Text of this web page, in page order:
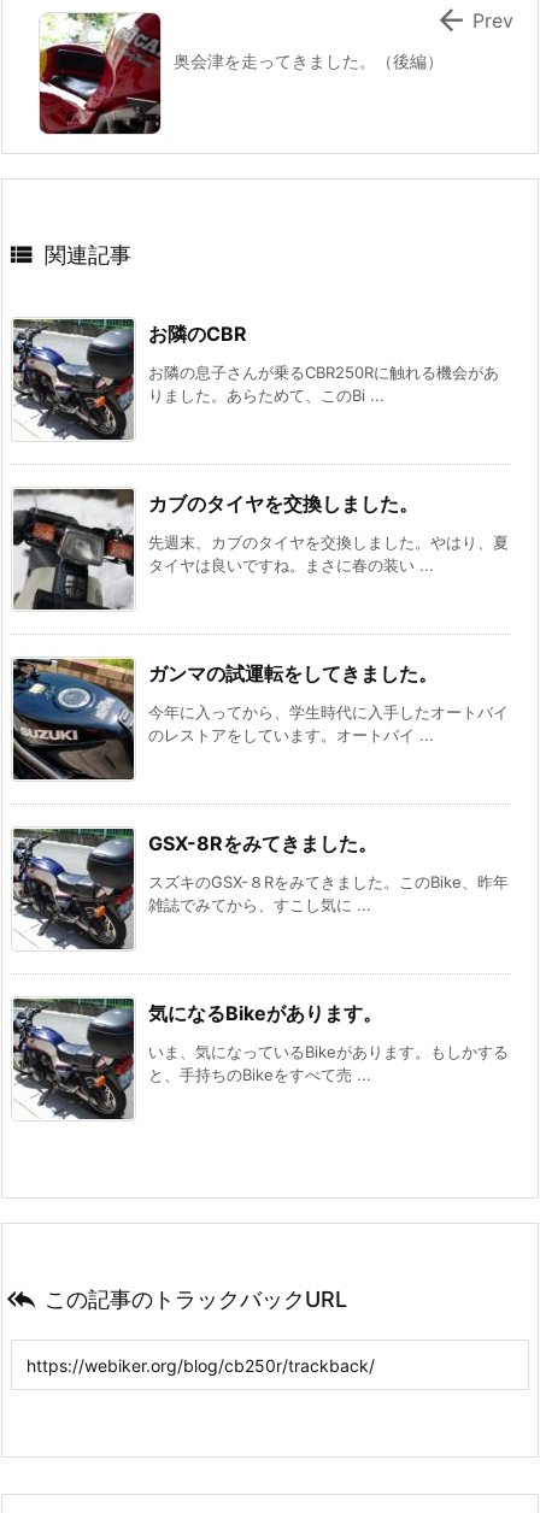
奥会津を走ってきました。（後編）
 Prev
 関連記事
お隣のCBR
お隣の息子さんが乗るCBR250Rに触れる機会があ
りました。あらためて、このBi ...
カブのタイヤを交換しました。
先週末、カブのタイヤを交換しました。やはり、夏
タイヤは良いですね。まさに春の装い ...
ガンマの試運転をしてきました。
今年に入ってから、学生時代に入手したオートバイ
のレストアをしています。オートバイ ...
GSX-8Rをみてきました。
スズキのGSX-８Rをみてきました。このBike、昨年
雑誌でみてから、すこし気に ...
気になるBikeがあります。
いま、気になっているBikeがあります。もしかする
と、手持ちのBikeをすべて売 ...
 この記事のトラックバックURL